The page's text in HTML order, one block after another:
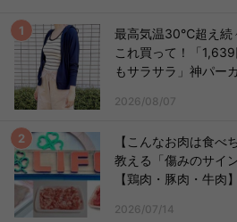
最高気温30℃超え続
これ買って！「
もサラサラ」神パー
2026/08/07
【こんなお肉は食べ
教える「傷みのサイ
【鶏肉・豚肉・牛肉】
2026/07/14